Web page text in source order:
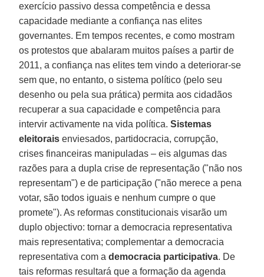
exercício passivo dessa competência e dessa
capacidade mediante a confiança nas elites
governantes. Em tempos recentes, e como mostram
os protestos que abalaram muitos países a partir de
2011, a confiança nas elites tem vindo a deteriorar-se
sem que, no entanto, o sistema político (pelo seu
desenho ou pela sua prática) permita aos cidadãos
recuperar a sua capacidade e competência para
intervir activamente na vida política.Sistemas
eleitorais enviesados, partidocracia, corrupção,
crises financeiras manipuladas – eis algumas das
razões para a dupla crise de representação ("não nos
representam") e de participação ("não merece a pena
votar, são todos iguais e nenhum cumpre o que
promete"). As reformas constitucionais visarão um
duplo objectivo: tornar a democracia representativa
mais representativa; complementar a democracia
representativa com a democracia participativa. De
tais reformas resultará que a formação da agenda